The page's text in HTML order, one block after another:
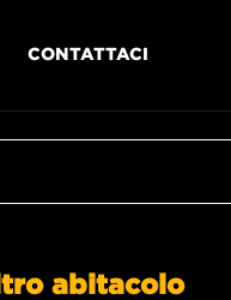
CONTATTACI
abitacolo